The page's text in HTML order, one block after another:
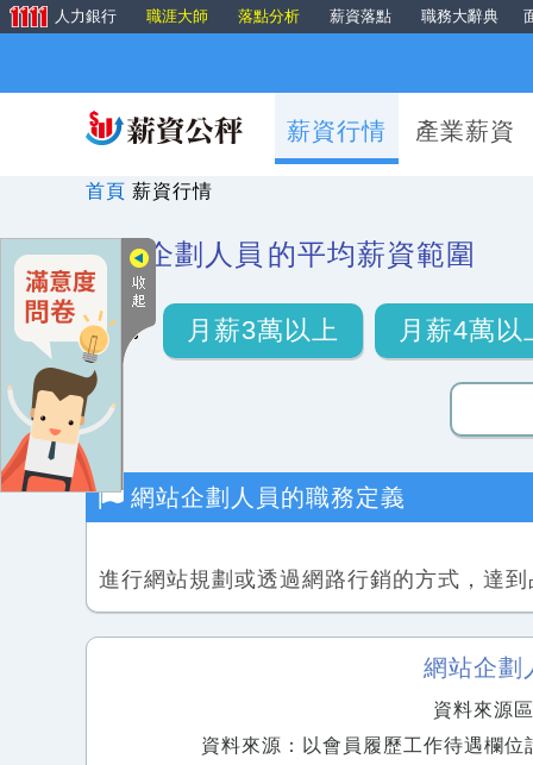
人力銀行 職涯大師 落點分析 薪資落點 職務大辭典
薪資行情 產業薪資
首頁 薪資行情
網站企劃人員 的平均薪資範圍
月薪3萬以上 月薪4萬以
網站企劃人員 的職務定義
進行網站規劃或透過網路行銷的方式，達
網站企劃
資料來源
資料來源：以會員履歷工作待遇欄